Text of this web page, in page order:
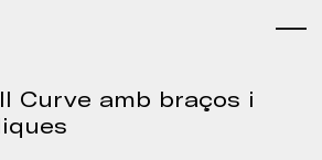
Curve amb braços i